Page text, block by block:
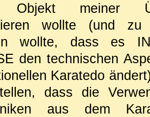
Objekt meiner
wollte (und zu
wollte, dass es
den technischen
Karatedo
dass die
aus dem